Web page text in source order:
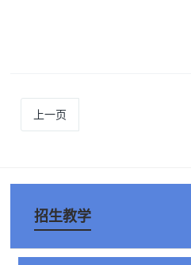
上一页
招生教学